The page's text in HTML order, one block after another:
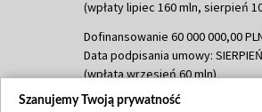
(wpłaty lipiec 160 mln, sierpień
Dofinansowanie 60 000 000,00
Data podpisania umowy:
(wpłata wrzesień 60 mln)
Dofinansowanie 635 783 051,21 PLN
Szanujemy Twoją prywatność